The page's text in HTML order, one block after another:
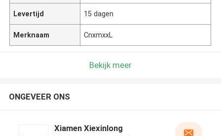
Levertijd 15 dagen
Merknaam CnxmxxL
Bekijk meer
ONGEVEER ONS
Xiamen Xiexinlong